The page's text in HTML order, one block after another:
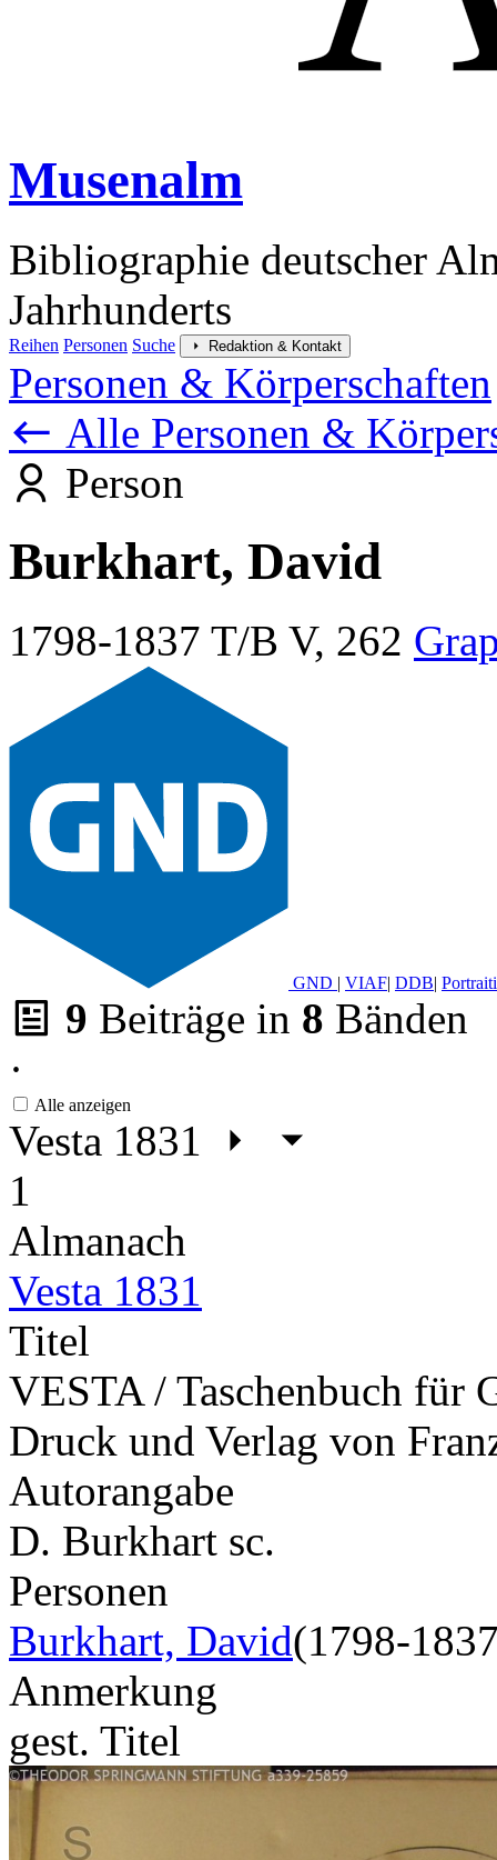
Musenalm
Bibliographie deutscher
Jahrhunderts
Reihen Personen Suche Redaktion & Kontakt
Personen & Körperschaften
Alle Personen &
Person
Burkhart, David
1798-1837 T/B V, 262
GND | VIAF| DDB|
9 Beiträge in 8 Bänden
·
Alle anzeigen
Vesta 1831
1
Almanach
Vesta 1831
Titel
VESTA / Taschenbuch für
Druck und Verlag von
Autorangabe
D. Burkhart sc.
Personen
Burkhart, David(1798-
Anmerkung
gest. Titel